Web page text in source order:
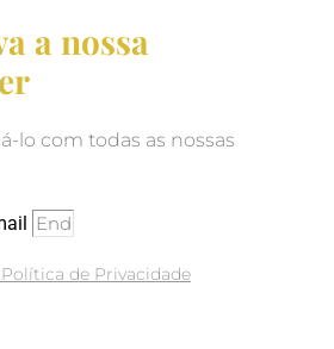
a nossa
lo com todas as nossas
Política de Privacidade